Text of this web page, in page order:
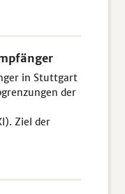
in Stuttgart
der
Ziel der